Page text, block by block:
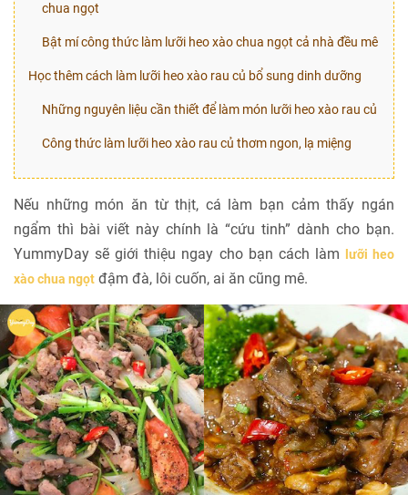
chua ngọt
Bật mí công thức làm lưỡi heo xào chua ngọt cả nhà đều mê
Học thêm cách làm lưỡi heo xào rau củ bổ sung dinh dưỡng
Những nguyên liệu cần thiết để làm món lưỡi heo xào rau củ
Công thức làm lưỡi heo xào rau củ thơm ngon, lạ miệng
Nếu những món ăn từ thịt, cá làm bạn cảm thấy ngán
ngẩm thì bài viết này chính là “cứu tinh” dành cho bạn.
YummyDay sẽ giới thiệu ngay cho bạn cách làm
lưỡi heo
xào chua ngọt đậm đà, lôi cuốn, ai ăn cũng mê.